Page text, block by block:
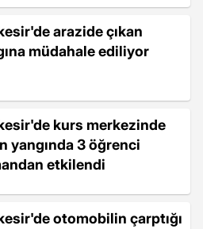
arazide çıkan
müdahale ediliyor
kurs merkezinde
yangında 3 öğrenci
etkilendi
otomobilin çarptığı